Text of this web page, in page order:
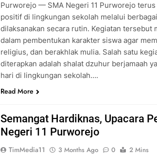
Purworejo — SMA Negeri 11 Purworejo terus
positif di lingkungan sekolah melalui
dilaksanakan secara rutin. Kegiatan tersebut
dalam pembentukan karakter siswa agar
religius, dan berakhlak mulia. Salah satu
diterapkan adalah shalat dzuhur berjamaah
hari di lingkungan sekolah….
Read More
Semangat Hardiknas, Upacara
Negeri 11 Purworejo
TimMedia11 3 Months Ago 0
2 Mins